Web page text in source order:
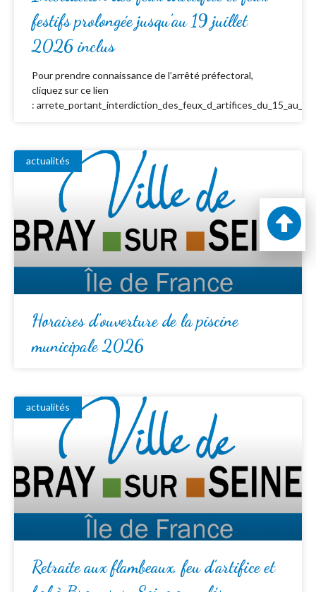
festifs prolongée jusqu’au 19 juillet
2026 inclus
Pour prendre connaissance de l’arrêté préfectoral,
cliquez sur ce lien
:
actualités
Horaires d’ouverture de la piscine
municipale 2026
actualités
Retraite aux flambeaux, feu d’artifice et